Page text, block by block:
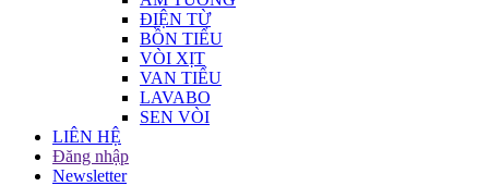
ĐIỆN TỪ
BỒN TIỂU
VÒI XỊT
VAN TIỂU
LAVABO
SEN VÒI
LIÊN HỆ
Đăng nhập
Newsletter